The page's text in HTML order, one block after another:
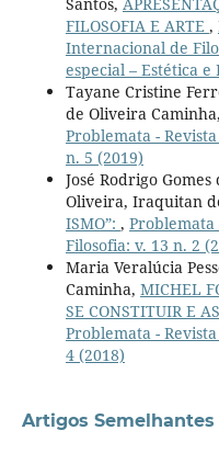
FILOSOFIA E ARTE ,
Internacional de
especial – Estética
Tayane Cristine
de Oliveira Caminha,
Problemata -
n. 5 (2019)
José Rodrigo Gomes
Oliveira, Iraquitan
ISMO”: ,
Filosofia: v. 13 n. 2
Maria Veralúcia
Caminha, MICHEL
SE CONSTITUIR E
Problemata -
4 (2018)
Artigos Semelhantes